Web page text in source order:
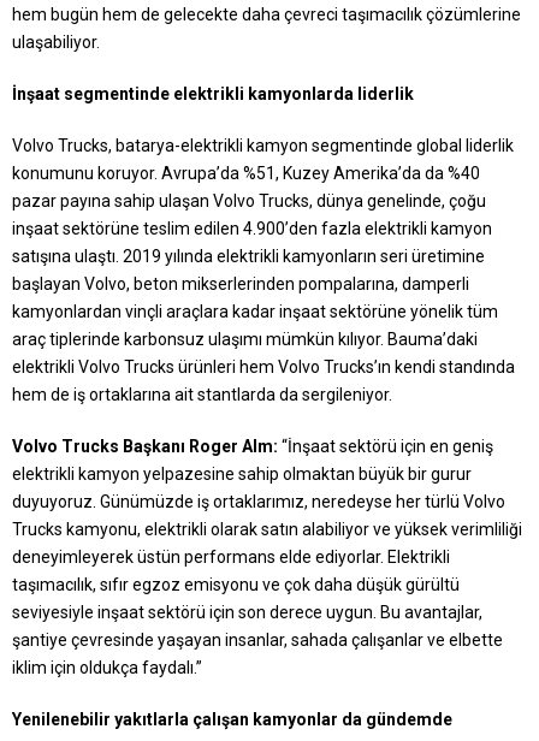
hem bugün hem de gelecekte daha çevreci taşımacılık çözümlerine
ulaşabiliyor.
İnşaat segmentinde elektrikli kamyonlarda liderlik
Volvo Trucks, batarya-elektrikli kamyon segmentinde global liderlik
konumunu koruyor. Avrupa’da %51, Kuzey Amerika’da da %40
pazar payına sahip ulaşan Volvo Trucks, dünya genelinde, çoğu
inşaat sektörüne teslim edilen 4.900’den fazla elektrikli kamyon
satışına ulaştı. 2019 yılında elektrikli kamyonların seri üretimine
başlayan Volvo, beton mikserlerinden pompalarına, damperli
kamyonlardan vinçli araçlara kadar inşaat sektörüne yönelik tüm
araç tiplerinde karbonsuz ulaşımı mümkün kılıyor. Bauma’daki
elektrikli Volvo Trucks ürünleri hem Volvo Trucks’ın kendi standında
hem de iş ortaklarına ait stantlarda da sergileniyor.
Volvo Trucks Başkanı Roger Alm: “İnşaat sektörü için en geniş
elektrikli kamyon yelpazesine sahip olmaktan büyük bir gurur
duyuyoruz. Günümüzde iş ortaklarımız, neredeyse her türlü Volvo
Trucks kamyonu, elektrikli olarak satın alabiliyor ve yüksek verimliliği
deneyimleyerek üstün performans elde ediyorlar. Elektrikli
taşımacılık, sıfır egzoz emisyonu ve çok daha düşük gürültü
seviyesiyle inşaat sektörü için son derece uygun. Bu avantajlar,
şantiye çevresinde yaşayan insanlar, sahada çalışanlar ve elbette
iklim için oldukça faydalı.”
Yenilenebilir yakıtlarla çalışan kamyonlar da gündemde